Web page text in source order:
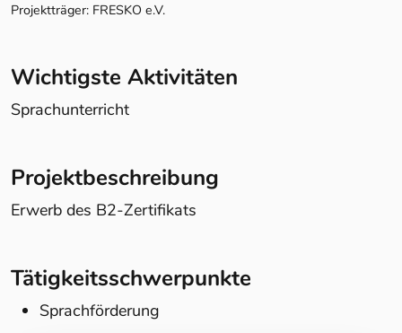
Projektträger: FRESKO e.V.
Wichtigste Aktivitäten
Sprachunterricht
Projektbeschreibung
Erwerb des B2-Zertifikats
Tätigkeitsschwerpunkte
Sprachförderung